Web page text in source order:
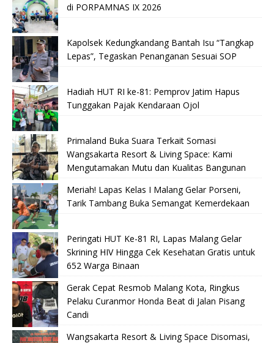
di PORPAMNAS IX 2026
Kapolsek Kedungkandang Bantah Isu “Tangkap
Lepas”, Tegaskan Penanganan Sesuai SOP
Hadiah HUT RI ke-81: Pemprov Jatim Hapus
Tunggakan Pajak Kendaraan Ojol
Primaland Buka Suara Terkait Somasi
Wangsakarta Resort & Living Space: Kami
Mengutamakan Mutu dan Kualitas Bangunan
Meriah! Lapas Kelas I Malang Gelar Porseni,
Tarik Tambang Buka Semangat Kemerdekaan
Peringati HUT Ke-81 RI, Lapas Malang Gelar
Skrining HIV Hingga Cek Kesehatan Gratis untuk
652 Warga Binaan
Gerak Cepat Resmob Malang Kota, Ringkus
Pelaku Curanmor Honda Beat di Jalan Pisang
Candi
Wangsakarta Resort & Living Space Disomasi,